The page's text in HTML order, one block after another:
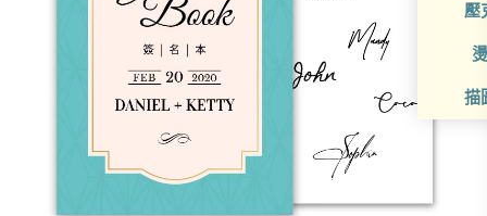
壓
描